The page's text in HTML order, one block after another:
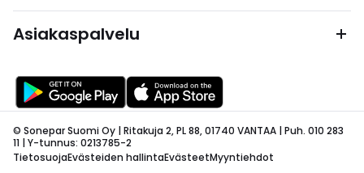
Asiakaspalvelu
© Sonepar Suomi Oy | Ritakuja 2, PL 88, 01740 VANTAA | Puh. 010 283
11 | Y-tunnus: 0213785-2
TietosuojaEvästeiden hallintaEvästeetMyyntiehdot